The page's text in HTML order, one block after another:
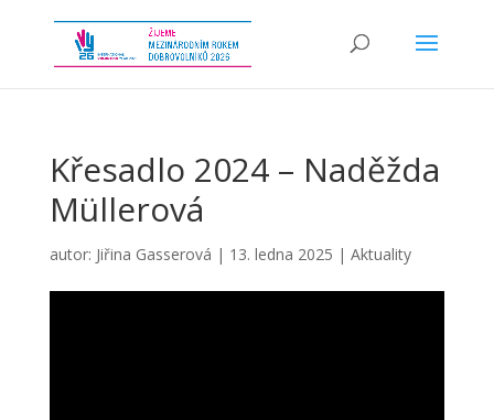
Křesadlo 2024 – Naděžda
Müllerová
autor: Jiřina Gasserová | 13. ledna 2025 | Aktuality